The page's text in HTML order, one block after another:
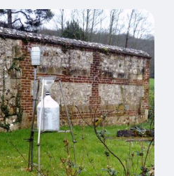
de retombées autour de